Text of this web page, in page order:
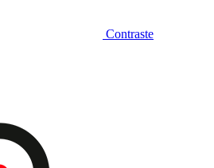
Contraste